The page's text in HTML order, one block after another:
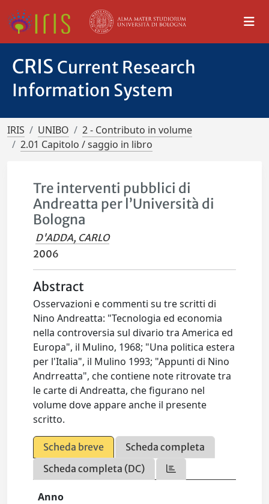
CRIS Current Research
Information System
IRIS UNIBO
2 - Contributo in volume
2.01 Capitolo / saggio in libro
Tre interventi pubblici di
Andreatta per l’Università di
Bologna
D'ADDA, CARLO
2006
Abstract
Osservazioni e commenti su tre scritti di
Nino Andreatta: "Tecnologia ed economia
nella controversia sul divario tra America ed
Europa", il Mulino, 1968; "Una politica estera
per l'Italia", il Mulino 1993; "Appunti di Nino
Andrreatta", che contiene note ritrovate tra
le carte di Andreatta, che figurano nel
volume dove appare anche il presente
scritto.
Scheda breve
Scheda completa
Scheda completa (DC)
Anno